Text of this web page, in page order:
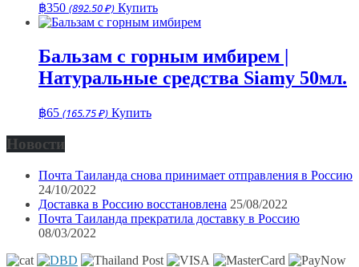
฿350 (892.50 ₽) Купить
Бальзам с горным имбирем |
Натуральные средства Siamy 50мл.
฿65 (165.75 ₽) Купить
Новости
Почта Таиланда снова принимает отправления в Россию
24/10/2022
Доставка в Россию восстановлена 25/08/2022
Почта Таиланда прекратила доставку в Россию
08/03/2022